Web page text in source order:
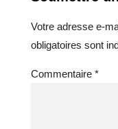
Votre adresse e-
obligatoires sont
Commentaire *